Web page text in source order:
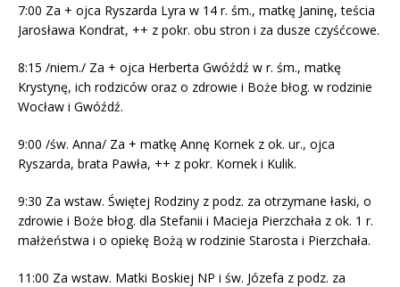
7:00 Za + ojca Ryszarda Lyra w 14 r. śm., matkę Janinę, teścia
Jarosława Kondrat, ++ z pokr. obu stron i za dusze czyśćcowe.
8:15 /niem./ Za + ojca Herberta Gwóźdź w r. śm., matkę
Krystynę, ich rodziców oraz o zdrowie i Boże błog. w rodzinie
Wocław i Gwóźdź.
9:00 /św. Anna/ Za + matkę Annę Kornek z ok. ur., ojca
Ryszarda, brata Pawła, ++ z pokr. Kornek i Kulik.
9:30 Za wstaw. Świętej Rodziny z podz. za otrzymane łaski, o
zdrowie i Boże błog. dla Stefanii i Macieja Pierzchała z ok. 1 r.
małżeństwa i o opiekę Bożą w rodzinie Starosta i Pierzchała.
11:00 Za wstaw. Matki Boskiej NP i św. Józefa z podz. za